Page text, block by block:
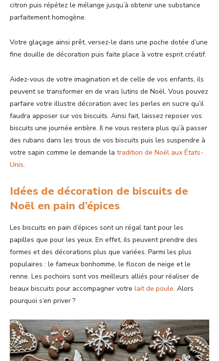
citron puis répétez le mélange jusqu’à obtenir une substance
parfaitement homogène.
Votre glaçage ainsi prêt, versez-le dans une poche dotée d’une
fine douille de décoration puis faite place à votre esprit créatif.
Aidez-vous de votre imagination et de celle de vos enfants, ils
peuvent se transformer en de vrais lutins de Noël. Vous pouvez
parfaire votre illustre décoration avec les perles en sucre qu’il
faudra apposer sur vos biscuits. Ainsi fait, laissez reposer vos
biscuits une journée entière. Il ne vous restera plus qu’à passer
des rubans dans les trous de vos biscuits puis les suspendre à
votre sapin comme le demande la tradition de Noël aux États-
Unis.
Idées de décoration de biscuits de
Noël en pain d’épices
Les biscuits en pain d’épices sont un régal tant pour les
papilles que pour les yeux. En effet, ils peuvent prendre des
formes et des décorations plus que variées. Parmi les plus
populaires : le fameux bonhomme, le flocon de neige et le
renne. Les pochoirs sont vos meilleurs alliés pour réaliser de
beaux biscuits pour accompagner votre lait de poule. Alors
pourquoi s’en priver ?